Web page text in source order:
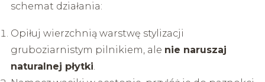
schemat działania:
Opiłuj wierzchnią warstwę stylizacji
gruboziarnistym pilnikiem, ale nie naruszaj
naturalnej płytki.